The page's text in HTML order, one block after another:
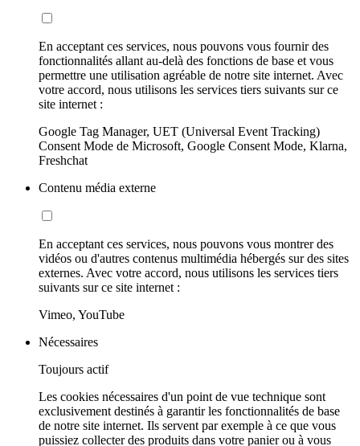
En acceptant ces services, nous pouvons vous fournir des
fonctionnalités allant au-delà des fonctions de base et vous
permettre une utilisation agréable de notre site internet. Avec
votre accord, nous utilisons les services tiers suivants sur ce
site internet :
Google Tag Manager, UET (Universal Event Tracking)
Consent Mode de Microsoft, Google Consent Mode, Klarna,
Freshchat
Contenu média externe
En acceptant ces services, nous pouvons vous montrer des
vidéos ou d'autres contenus multimédia hébergés sur des sites
externes. Avec votre accord, nous utilisons les services tiers
suivants sur ce site internet :
Vimeo, YouTube
Nécessaires
Toujours actif
Les cookies nécessaires d'un point de vue technique sont
exclusivement destinés à garantir les fonctionnalités de base
de notre site internet. Ils servent par exemple à ce que vous
puissiez collecter des produits dans votre panier ou à vous